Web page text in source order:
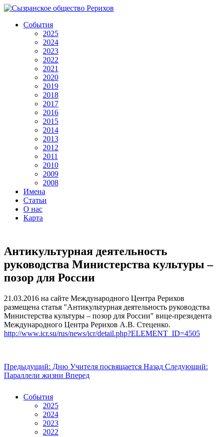
События
2025
2024
2023
2022
2021
2020
2019
2018
2017
2016
2015
2014
2013
2012
2011
2010
2009
2008
Имена
Статьи
О нас
Карта
Антикультурная деятельность
руководства Министерства культуры –
позор для России
21.03.2016 на сайте Международного Центра Рерихов
размещена статья "Антикультурная деятельность руководства
Министерства культуры – позор для России" вице-президента
Международного Центра Рерихов А.В. Стеценко.
http://www.icr.su/rus/news/icr/detail.php?ELEMENT_ID=4505
Предыдущий: Дню Учителя посвящается Назад Следующий:
Параллели жизни Вперед
События
2025
2024
2023
2022